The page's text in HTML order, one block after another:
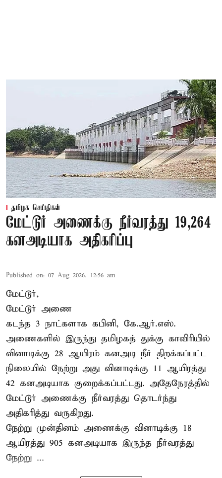
தமிழக செய்திகள்
மேட்டூர் அணைக்கு நீர்வரத்து 19,264
கனஅடியாக அதிகரிப்பு
Published on: 07 Aug 2026, 12:56 am
மேட்டூர்,
மேட்டூர் அணை
கடந்த 3 நாட்களாக கபினி, கே.ஆர்.எஸ்.
அணைகளில் இருந்து தமிழகத் துக்கு காவிரியில்
வினாடிக்கு 28 ஆயிரம் கனஅடி நீர் திறக்கப்பட்ட
நிலையில் நேற்று அது வினாடிக்கு 11 ஆயிரத்து
42 கனஅடியாக குறைக்கப்பட்டது. அதேநேரத்தில்
மேட்டூர் அணைக்கு நீர்வரத்து தொடர்ந்து
அதிகரித்து வருகிறது.
நேற்று முன்தினம் அணைக்கு வினாடிக்கு 18
ஆயிரத்து 905 கனஅடியாக இருந்த நீர்வரத்து
நேற்று ...